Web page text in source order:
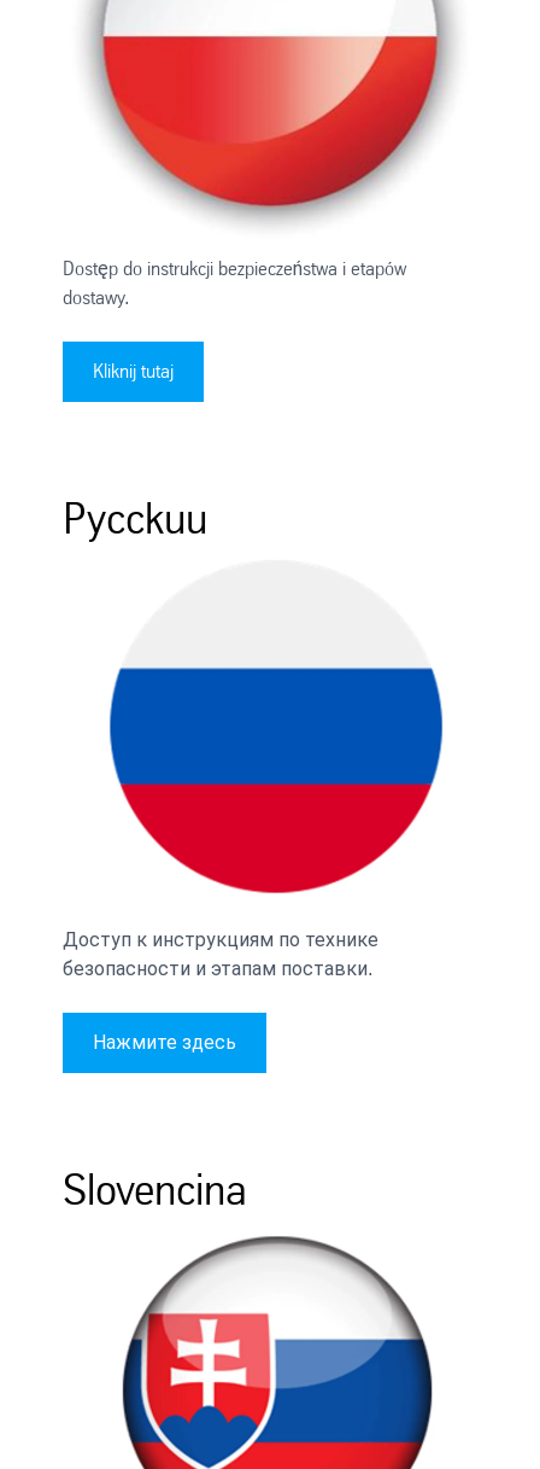
Dostęp do instrukcji bezpieczeństwa i etapów
dostawy.
Kliknij tutaj
Pycckuu
Доступ к инструкциям по технике
безопасности и этапам поставки.
Нажмите здесь
Slovencina